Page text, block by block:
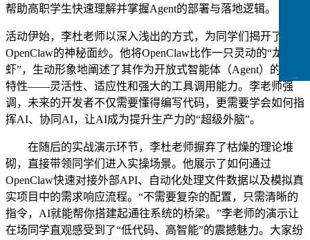
帮助高职学生快速理解并掌握Agent的部署与落地逻辑。
活动伊始， 李杜老师以深入浅出的方式，为同学们揭开了
OpenClaw的神秘面纱。他将OpenClaw比作一只灵动的“龙
虾”，生动形象地阐述了其作为开放式智能体（Agent）的核心
特性——灵活性、适应性和强大的工具调用能力。李老师强
调，未来的开发者不仅需要懂得编写代码，更需要学会如何指
挥AI、协同AI，让AI成为提升生产力的“超级外脑”。
在随后的实战演示环节， 李杜老师摒弃了枯燥的理论堆
砌，直接带领同学们进入实操场景。他展示了如何通过
OpenClaw快速对接外部API、自动化处理文件数据以及模拟真
实项目中的需求响应流程。“不需要复杂的配置，只需清晰的
指令，AI就能帮你搭建起通往系统的桥梁。”李老师的演示让
在场同学直观感受到了“低代码、高智能”的震撼魅力。大家纷